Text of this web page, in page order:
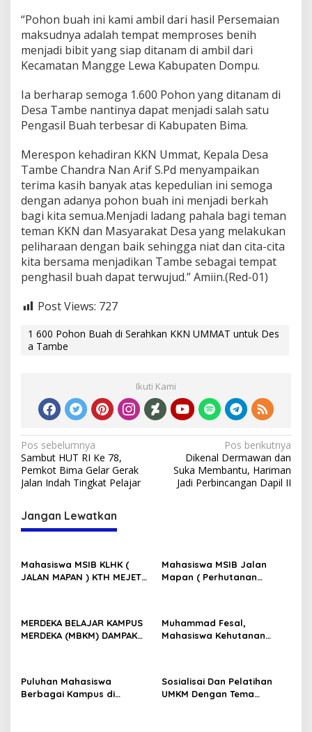
“Pohon buah ini kami ambil dari hasil Persemaian
maksudnya adalah tempat memproses benih
menjadi bibit yang siap ditanam di ambil dari
Kecamatan Mangge Lewa Kabupaten Dompu.
Ia berharap semoga 1.600 Pohon yang ditanam di
Desa Tambe nantinya dapat menjadi salah satu
Pengasil Buah terbesar di Kabupaten Bima.
Merespon kehadiran KKN Ummat, Kepala Desa
Tambe Chandra Nan Arif S.Pd menyampaikan
terima kasih banyak atas kepedulian ini semoga
dengan adanya pohon buah ini menjadi berkah
bagi kita semua.Menjadi ladang pahala bagi teman
teman KKN dan Masyarakat Desa yang melakukan
peliharaan dengan baik sehingga niat dan cita-cita
kita bersama menjadikan Tambe sebagai tempat
penghasil buah dapat terwujud.” Amiin.(Red-01)
Post Views: 727
1 600 Pohon Buah di Serahkan KKN UMMAT untuk Des
a Tambe
Ikuti Kami
Navigasi
pos
Pos sebelumnya
Sambut HUT RI Ke 78,
Pemkot Bima Gelar Gerak
Jalan Indah Tingkat Pelajar
Pos berikutnya
Dikenal Dermawan dan
Suka Membantu, Hariman
Jadi Perbincangan Dapil II
Jangan Lewatkan
Mahasiswa MSIB KLHK (
JALAN MAPAN ) KTH MEJET
KAKONG,
Kec.Gangga,Kabupaten
Mahasiswa MSIB Jalan
Mapan ( Perhutanan
Lombok Utara, Provinsi
Nusa Tenggara Barat.
MERDEKA BELAJAR KAMPUS
MERDEKA (MBKM) DAMPAK
Muhammad Fesal,
Mahasiswa Kehutanan
batch 6
Puluhan Mahasiswa
Berbagai Kampus di
Sosialisai Dan Pelatihan
UMKM Dengan Tema